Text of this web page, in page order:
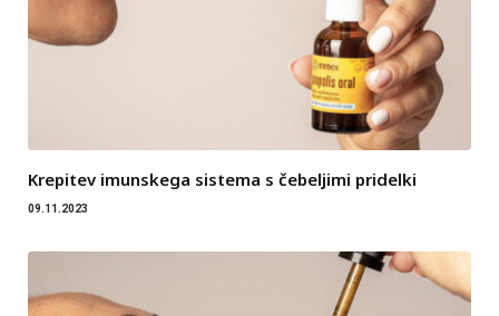
Krepitev imunskega sistema s čebeljimi pridelki
09.11.2023